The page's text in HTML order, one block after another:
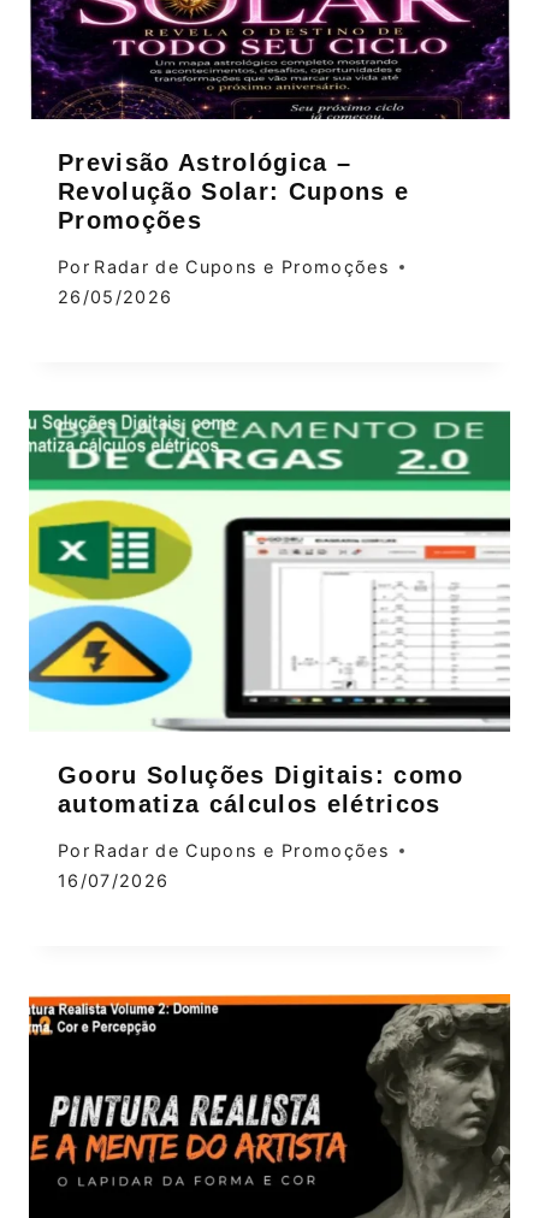
Previsão Astrológica –
Revolução Solar: Cupons e
Promoções
Por Radar de Cupons e Promoções
26/05/2026
Gooru Soluções Digitais: como
automatiza cálculos elétricos
Por Radar de Cupons e Promoções
16/07/2026